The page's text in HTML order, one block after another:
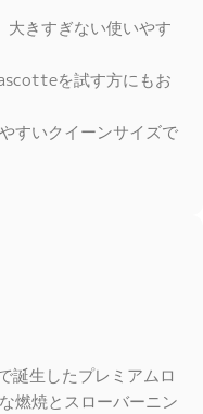
きすぎない使いやす
を試す方にもお
すいクイーンサイズで
誕生したプレミアムロ
燃焼とスローバーニン